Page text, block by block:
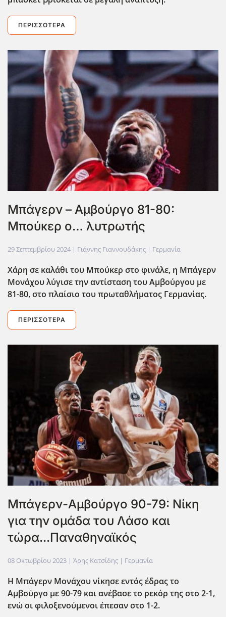
ΠΕΡΙΣΣΌΤΕΡΑ
Μπάγερν – Αμβούργο 81-80:
Μπούκερ ο… λυτρωτής
29 Σεπτεμβρίου 2024 | Γιάννης Γιαννουδάκης | Γερμανία
Χάρη σε καλάθι του Μπούκερ στο φινάλε, η Μπάγερν
Μονάχου λύγισε την αντίσταση του Αμβούργου με
81-80, στο πλαίσιο του πρωταθλήματος Γερμανίας.
ΠΕΡΙΣΣΌΤΕΡΑ
Μπάγερν-Αμβούργο 90-79: Νίκη
για την ομάδα του Λάσο και
τώρα...Παναθηναϊκός
08 Οκτωβρίου 2023 | Άρης Κατσίδης | Γερμανία
Η Μπάγερν Μονάχου νίκησε εντός έδρας το
Αμβούργο με 90-79 και ανέβασε το ρεκόρ της στο 2-1,
ενώ οι φιλοξενούμενοι έπεσαν στο 1-2.